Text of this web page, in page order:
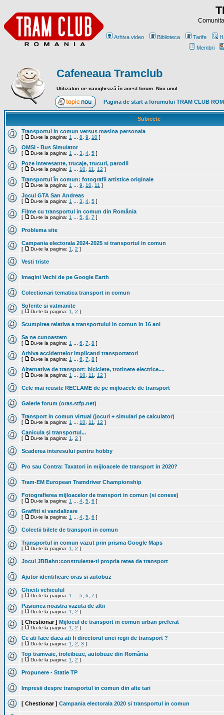
Arhiva video Biblioteca Tarife
Membri
Cafeneaua Tramclub
Utilizatori ce navighează în acest forum: Nici unul
Pagina de start a forumului TRAM CLUB
Subiecte
Transportul in comun versus masina personala
[ Du-te la pagina: 1 8 9 10 ]
OMSI - Bus Simulator
[ Du-te la pagina: 1 3 4 5 ]
Poze interesante, trucaje, trucuri, parodii
[ Du-te la pagina: 1 10 11 12 ]
Transportul în comun: fotografii artistice originale
[ Du-te la pagina: 1 9 10 11 ]
Jocul GTA San Andreas
[ Du-te la pagina: 1 3 4 5 ]
Filme cu transportul in comun din România
[ Du-te la pagina: 1 5 6 7 ]
Problema site
Campania electorala 2024-2025 si transportul in comun
[ Du-te la pagina: 1 2 ]
Vesti triste
Imagini Vechi de pe Google Earth
Colectionari tematica transport in comun
Soferite si vatmanite
[ Du-te la pagina: 1 2 ]
Scumpirea relativa a transportului in comun in 16 ani
Sa ne cunoastem
[ Du-te la pagina: 1 6 7 8 ]
Arhiva accidentelor implicand transportatori
[ Du-te la pagina: 1 6 7 8 ]
Alternative de transport: biciclete, trotinete electrice....
[ Du-te la pagina: 1 10 11 12 ]
Cele mai reusite RECLAME de pe mijloacele de transport
Galerie forum (oras.stfp.net)
Transport in comun virtual (jocuri + simulari pe calculator)
[ Du-te la pagina: 1 10 11 12 ]
Canicula şi transportul...
[ Du-te la pagina: 1 2 ]
Scaderea interesului pentru hobby
Pro sau Contra: Taxatori in mijloacele de transport in 2020?
Tram-EM European Tramdriver Championship
Fotografierea mijloacelor de transport in comun (si conexe)
[ Du-te la pagina: 1 4 5 6 ]
Graffiti si vandalizare
[ Du-te la pagina: 1 4 5 6 ]
Colectii bilete de transport in comun
Transportul in comun vazut prin prisma Google Maps
[ Du-te la pagina: 1 2 ]
Jocul JBBahn:construieste-ti propria retea de transport
Ajutor identificare oras si autobuz
Ghiciti vehiculul
[ Du-te la pagina: 1 5 6 7 ]
Pasiunea noastra vazuta de altii
[ Du-te la pagina: 1 2 ]
[ Chestionar ] Mijlocul de transport in comun urban preferat
[ Du-te la pagina: 1 2 ]
Ce ati face daca ati fi directorul unei regii de transport ?
[ Du-te la pagina: 1 2 3 ]
Top tramvaie, troleibuze, autobuze din România
[ Du-te la pagina: 1 2 ]
Propunere - Statie TP
Impresii despre transportul in comun din alte tari
[ Chestionar ] Campania electorala 2020 si transportul in comun